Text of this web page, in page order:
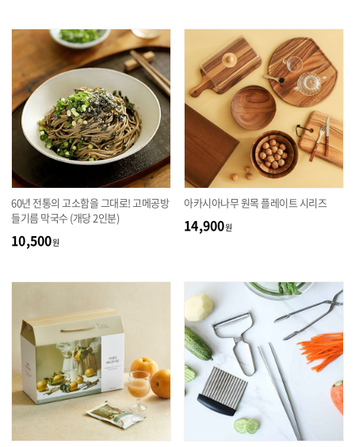
60년 전통의 고소함을 그대로! 고메공방
들기름 막국수 (개당 2인분)
10,500원
아카시아나무 원목 플레이트 시리즈
14,900원